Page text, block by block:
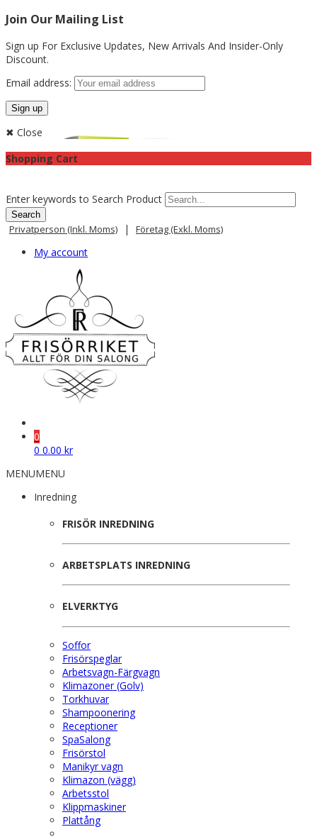
Join Our Mailing List
Sign up For Exclusive Updates, New Arrivals And Insider-Only
Discount.
Email address:
✖ Close
Shopping Cart
Enter keywords to Search Product
Privatperson (inkl. Moms) | Företag (exkl. Moms)
My account
0
0 0.00 kr
MENUMENU
Inredning
FRISÖR INREDNING
ARBETSPLATS INREDNING
ELVERKTYG
Soffor
Frisörspeglar
Arbetsvagn-Färgvagn
Klimazoner (Golv)
Torkhuvar
Shampoonering
Receptioner
SpaSalong
Frisörstol
Manikyr vagn
Klimazon (vägg)
Arbetsstol
Klippmaskiner
Plattång